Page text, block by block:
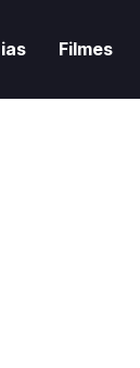
Filmes